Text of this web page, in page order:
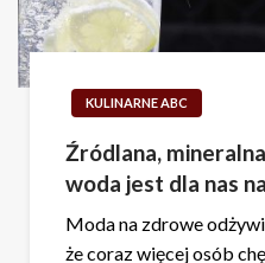
KULINARNE ABC
Źródlana,
woda jest dla nas
Moda na zdrowe
że coraz więcej osób